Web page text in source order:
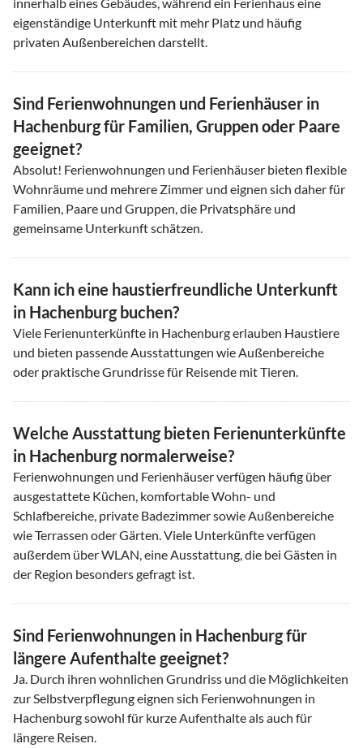
eigenständige Unterkunft mit mehr Platz und häufig
privaten Außenbereichen darstellt.
Sind Ferienwohnungen und Ferienhäuser in
Hachenburg für Familien, Gruppen oder Paare
geeignet?
Absolut! Ferienwohnungen und Ferienhäuser bieten flexible
Wohnräume und mehrere Zimmer und eignen sich daher für
Familien, Paare und Gruppen, die Privatsphäre und
gemeinsame Unterkunft schätzen.
Kann ich eine haustierfreundliche Unterkunft
in Hachenburg buchen?
Viele Ferienunterkünfte in Hachenburg erlauben Haustiere
und bieten passende Ausstattungen wie Außenbereiche
oder praktische Grundrisse für Reisende mit Tieren.
Welche Ausstattung bieten Ferienunterkünfte
in Hachenburg normalerweise?
Ferienwohnungen und Ferienhäuser verfügen häufig über
ausgestattete Küchen, komfortable Wohn- und
Schlafbereiche, private Badezimmer sowie Außenbereiche
wie Terrassen oder Gärten. Viele Unterkünfte verfügen
außerdem über WLAN, eine Ausstattung, die bei Gästen in
der Region besonders gefragt ist.
Sind Ferienwohnungen in Hachenburg für
längere Aufenthalte geeignet?
Ja. Durch ihren wohnlichen Grundriss und die Möglichkeiten
zur Selbstverpflegung eignen sich Ferienwohnungen in
Hachenburg sowohl für kurze Aufenthalte als auch für
längere Reisen.